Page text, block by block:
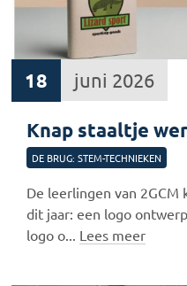
18 juni 2026
Knap staaltje
DE BRUG: STEM-TECHNIEKEN
De leerlingen van
dit jaar: een logo
logo o... Lees meer